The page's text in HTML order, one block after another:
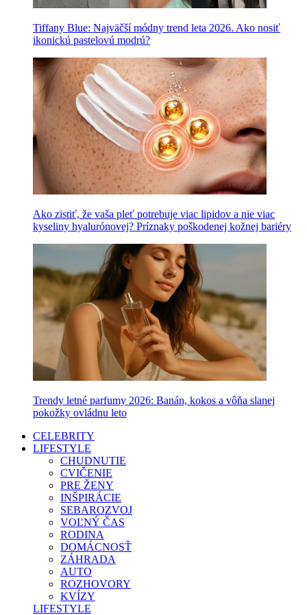
Tiffany Blue: Najväčší módny trend leta 2026. Ako nosiť
ikonickú pastelovú modrú?
Ako zistiť, že vaša pleť potrebuje viac lipidov a nie viac
kyseliny hyalurónovej? Príznaky poškodenej kožnej bariéry
Trendy letné parfumy 2026: Banán, kokos a vôňa slanej
pokožky ovládnu leto
CELEBRITY
LIFESTYLE
CHUDNUTIE
CVIČENIE
PRE ŽENY
INŠPIRÁCIE
SEBAROZVOJ
VOĽNÝ ČAS
RODINA
DOMÁCNOSŤ
ZÁHRADA
AUTO
ROZHOVORY
KVÍZY
LIFESTYLE